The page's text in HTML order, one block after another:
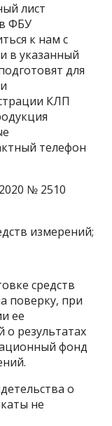
лист
ФБУ
к нам с
в указанный
для
КЛП
телефон
№ 2510
измерений;
средств
поверку, при
ее
о результатах
фонд
о
не